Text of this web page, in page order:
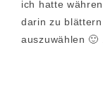
ich hatte
darin zu
auszuwählen 🙂 .